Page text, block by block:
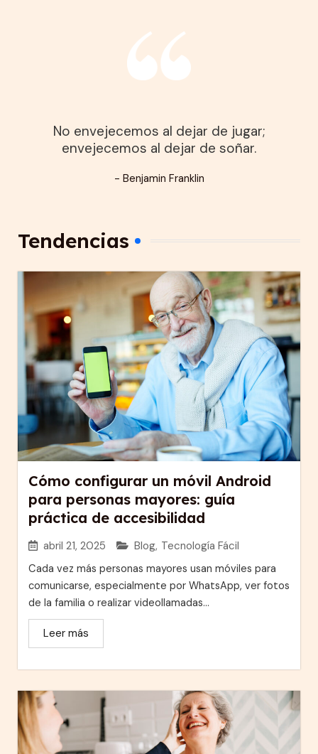
No envejecemos al dejar de jugar;
envejecemos al dejar de soñar.
- Benjamin Franklin
Tendencias
Cómo configurar un móvil Android
para personas mayores: guía
práctica de accesibilidad
abril 21, 2025 Blog, Tecnología Fácil
Cada vez más personas mayores usan móviles para
comunicarse, especialmente por WhatsApp, ver fotos
de la familia o realizar videollamadas...
Leer más